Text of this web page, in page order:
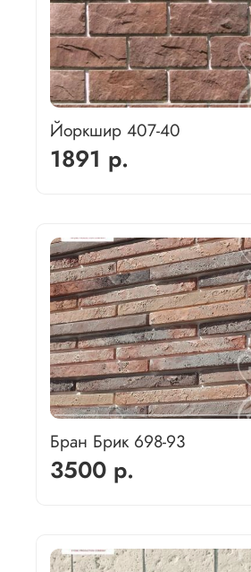
Йоркшир 407-40
1891 р.
Бран Брик 698-93
3500 р.